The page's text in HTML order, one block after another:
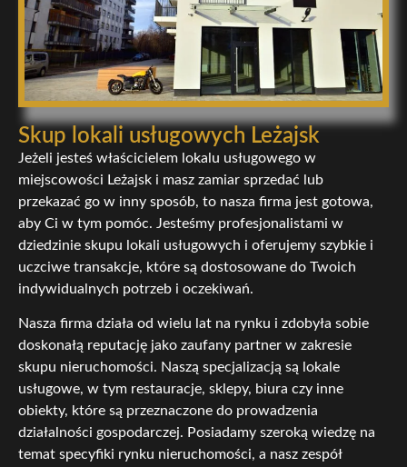
Skup lokali usługowych Leżajsk
Jeżeli jesteś właścicielem lokalu usługowego w
miejscowości Leżajsk i masz zamiar sprzedać lub
przekazać go w inny sposób, to nasza firma jest gotowa,
aby Ci w tym pomóc. Jesteśmy profesjonalistami w
dziedzinie skupu lokali usługowych i oferujemy szybkie i
uczciwe transakcje, które są dostosowane do Twoich
indywidualnych potrzeb i oczekiwań.
Nasza firma działa od wielu lat na rynku i zdobyła sobie
doskonałą reputację jako zaufany partner w zakresie
skupu nieruchomości. Naszą specjalizacją są lokale
usługowe, w tym restauracje, sklepy, biura czy inne
obiekty, które są przeznaczone do prowadzenia
działalności gospodarczej. Posiadamy szeroką wiedzę na
temat specyfiki rynku nieruchomości, a nasz zespół